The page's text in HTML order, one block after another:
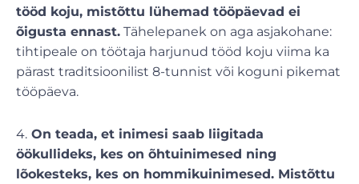
tööd koju, mistõttu lühemad tööpäevad ei
õigusta ennast. Tähelepanek on aga asjakohane:
tihtipeale on töötaja harjunud tööd koju viima ka
pärast traditsioonilist 8-tunnist või koguni pikemat
tööpäeva.
4. On teada, et inimesi saab liigitada
öökullideks, kes on õhtuinimesed ning
lõokesteks, kes on hommikuinimesed. Mistõttu